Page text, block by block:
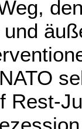
Rest-